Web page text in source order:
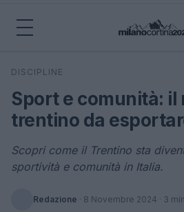
Cerca
DISCIPLINE
Sport e comunità: il
trentino da
Scopri come il Trentino sta
sportività e comunità in Italia.
Redazione · 8 Novembre 2024 · 3 min